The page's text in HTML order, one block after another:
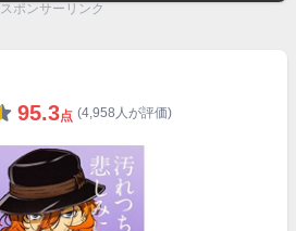
スポンサーリンク
95.3点 (4,958人が評価)